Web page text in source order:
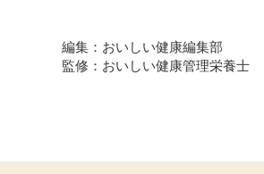
編集：おいしい健康編集部
監修：おいしい健康管理栄養士